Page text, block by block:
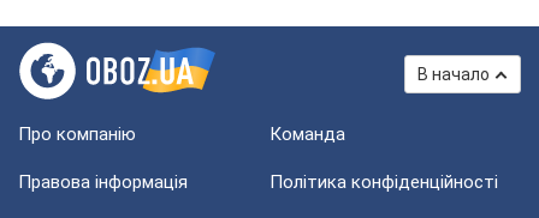
В начало
Про компанію Команда
Правова інформація Політика конфіденційності